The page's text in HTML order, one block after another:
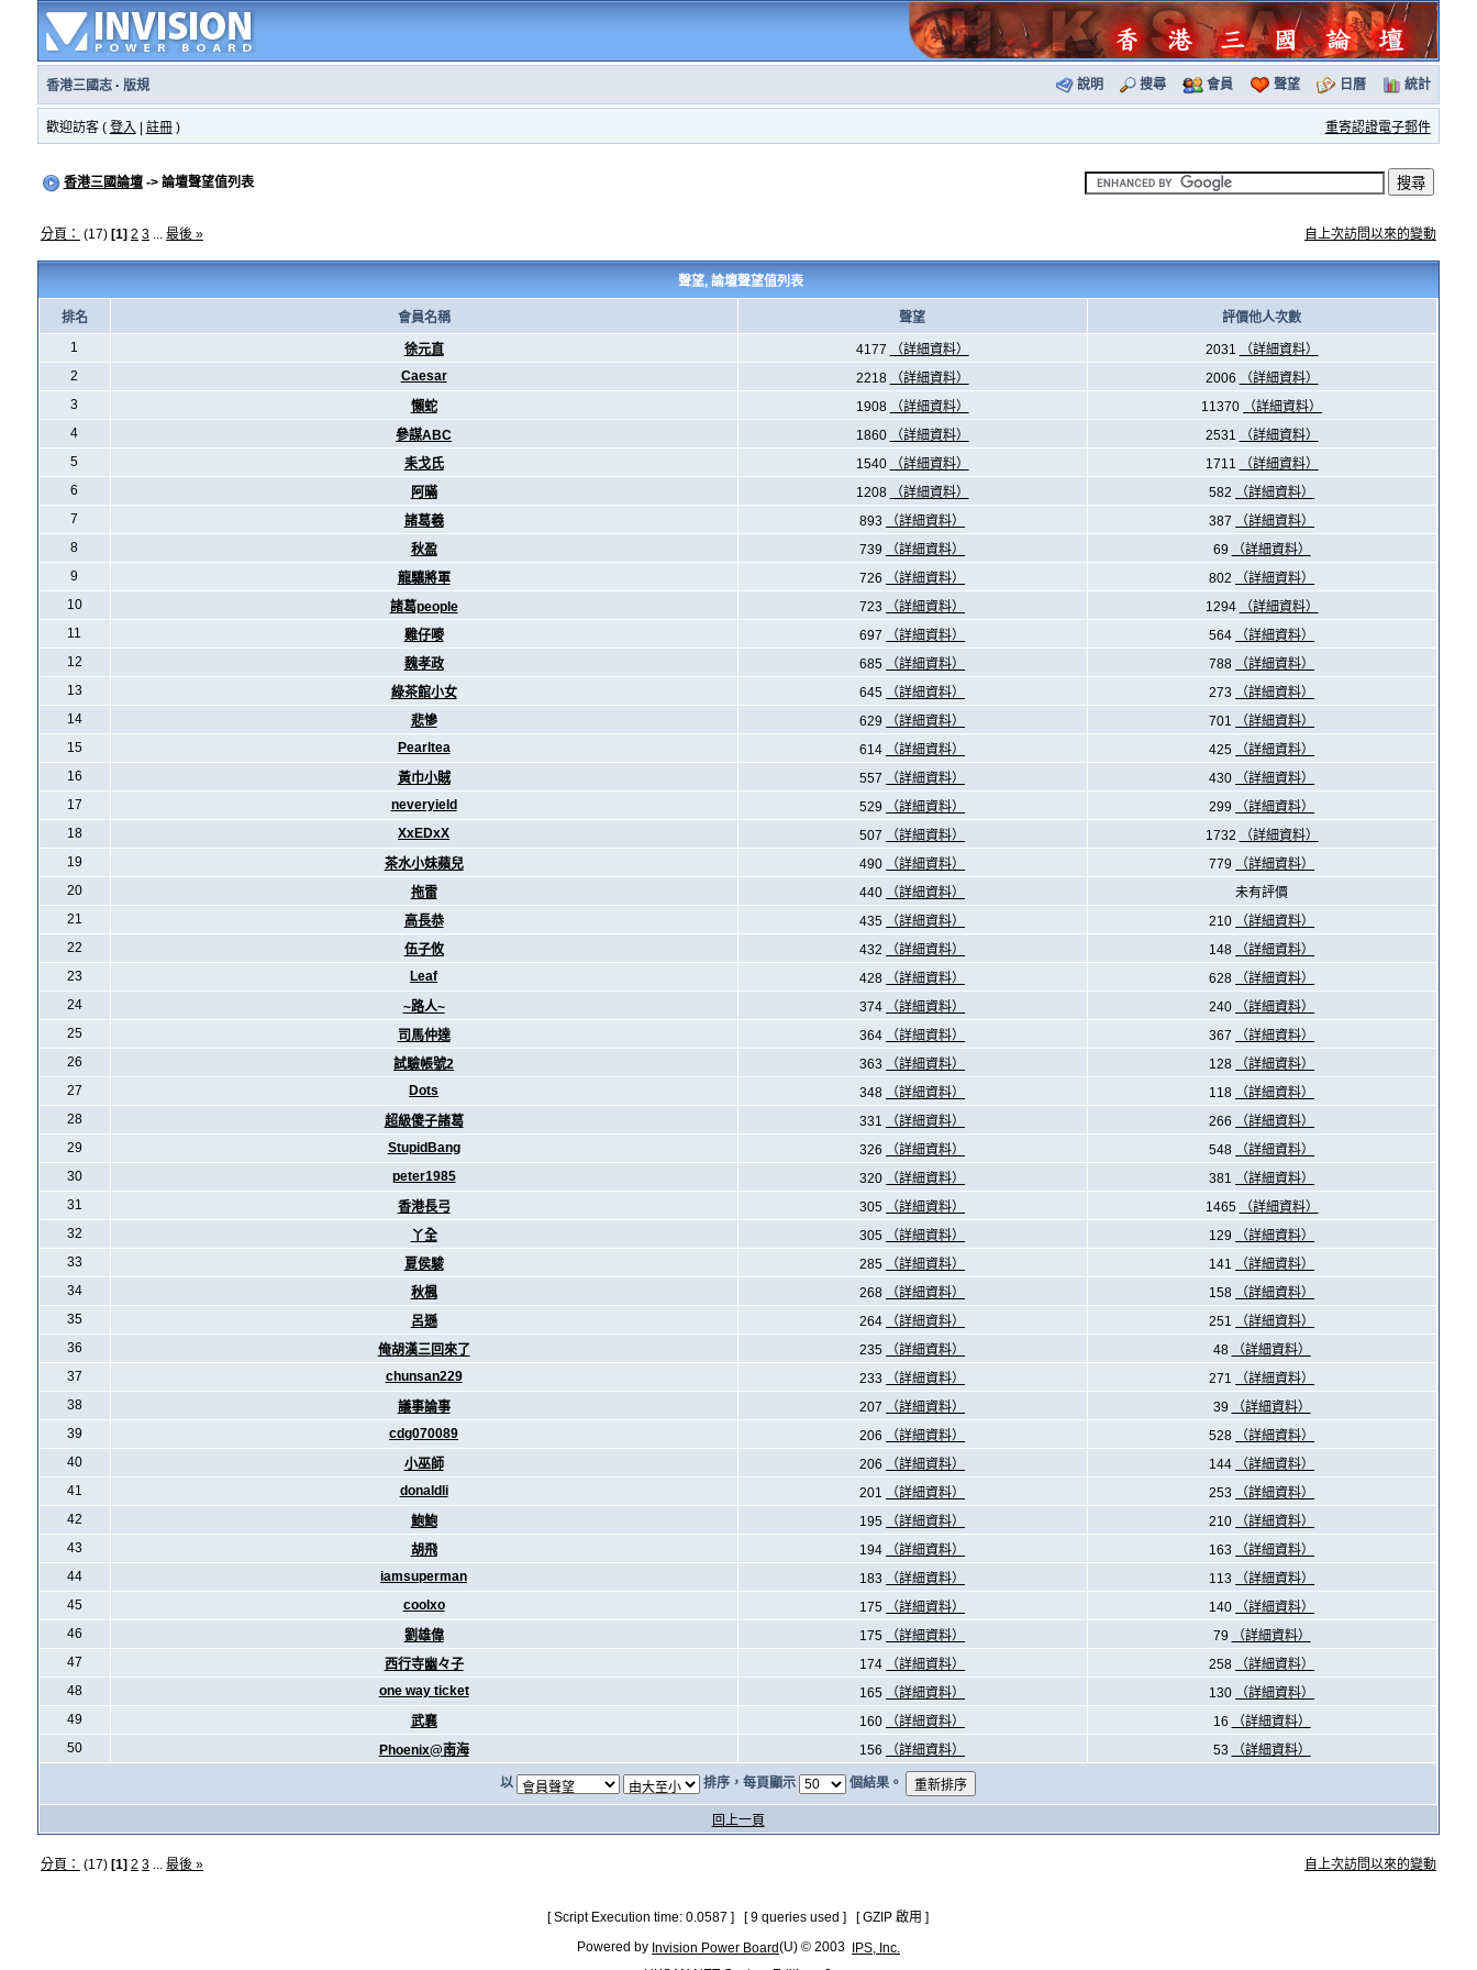
香港三國志· 版規 說明 搜尋 會員 聲望 日曆 統計
歡迎訪客 ( 登入 註冊) 重寄認證電子郵件
香港三國論壇-> 論壇聲望值列表
分頁： (17) [1] 2 3... 最後 » 自上次訪問以來的變動
聲望, 論壇聲望值列表
排名 會員名稱 聲望
評價他人次數
1
徐元直 4177 （詳細資料） 2031
（詳細資料）
2
Caesar 2218 （詳細資料） 2006
（詳細資料）
3
懶蛇 1908 （詳細資料） 11370
（詳細資料）
4
參謀ABC 1860 （詳細資料） 2531
（詳細資料）
5
耒戈氏 1540 （詳細資料） 1711
（詳細資料）
6
阿暪 1208 （詳細資料） 582
（詳細資料）
7
諸葛羲 893 （詳細資料） 387
（詳細資料）
8
秋盈 739 （詳細資料） 69
（詳細資料）
9
龍驤將軍 726 （詳細資料） 802
（詳細資料）
10
諸葛people 723 （詳細資料） 1294
（詳細資料）
11
雞仔嘜 697 （詳細資料） 564
（詳細資料）
12
魏孝政 685 （詳細資料） 788
（詳細資料）
13
綠茶館小女 645 （詳細資料） 273
（詳細資料）
14
悲慘 629 （詳細資料） 701
（詳細資料）
15
Pearltea 614 （詳細資料） 425
（詳細資料）
16
黃巾小賊 557 （詳細資料） 430
（詳細資料）
17
neveryield 529 （詳細資料） 299
（詳細資料）
18
XxEDxX 507 （詳細資料） 1732
（詳細資料）
19
茶水小妹蘋兒 490 （詳細資料） 779
（詳細資料）
20
拖雷 440 （詳細資料）
未有評價
21
高長恭 435 （詳細資料） 210
（詳細資料）
22
伍子攸 432 （詳細資料） 148
（詳細資料）
23
Leaf 428 （詳細資料） 628
（詳細資料）
24
~路人~ 374 （詳細資料） 240
（詳細資料）
25
司馬仲達 364 （詳細資料） 367
（詳細資料）
26
試驗帳號2 363 （詳細資料） 128
（詳細資料）
27
Dots 348 （詳細資料） 118
（詳細資料）
28
超級傻子諸葛 331 （詳細資料） 266
（詳細資料）
29
StupidBang 326 （詳細資料） 548
（詳細資料）
30
peter1985 320 （詳細資料） 381
（詳細資料）
31
香港長弓 305 （詳細資料） 1465
（詳細資料）
32
丫全 305 （詳細資料） 129
（詳細資料）
33
夏侯駿 285 （詳細資料） 141
（詳細資料）
34
秋楓 268 （詳細資料） 158
（詳細資料）
35
呂遜 264 （詳細資料） 251
（詳細資料）
36
俺胡漢三回來了 235 （詳細資料） 48
（詳細資料）
37
chunsan229 233 （詳細資料） 271
（詳細資料）
38
議事論事 207 （詳細資料） 39
（詳細資料）
39
cdg070089 206 （詳細資料） 528
（詳細資料）
40
小巫師 206 （詳細資料） 144
（詳細資料）
41
donaldli 201 （詳細資料） 253
（詳細資料）
42
鮑鮑 195 （詳細資料） 210
（詳細資料）
43
胡飛 194 （詳細資料） 163
（詳細資料）
44
iamsuperman 183 （詳細資料） 113
（詳細資料）
45
coolxo 175 （詳細資料） 140
（詳細資料）
46
劉雄偉 175 （詳細資料） 79
（詳細資料）
47
西行寺幽々子 174 （詳細資料） 258
（詳細資料）
48
one way ticket 165 （詳細資料） 130
（詳細資料）
49
武襄 160 （詳細資料） 16
（詳細資料）
50
Phoenix@南海 156 （詳細資料） 53 （詳細資料）
以 排序，每頁顯示 個結果。
回上一頁
分頁： (17) [1] 2 3... 最後 » 自上次訪問以來的變動
[ Script Execution time: 0.0587 ] [ 9 queries used ] [ GZIP 啟用 ]
Powered by Invision Power Board(U) © 2003
IPS, Inc.